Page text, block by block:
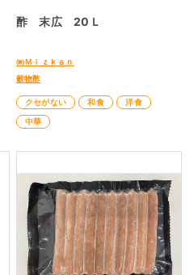
酢 末広 20Ｌ
㈱Ｍｉｚｋａｎ
穀物酢
クセがない 和食
洋食
中華